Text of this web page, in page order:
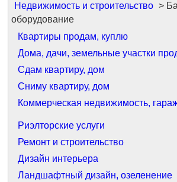
Недвижимость и строительство >
оборудование
Квартиры продам, куплю
Дома, дачи, земельные участки
Сдам квартиру, дом
Сниму квартиру, дом
Коммерческая недвижимость,
Риэлторские услуги
Ремонт и строительство
Дизайн интерьера
Ландшафтный дизайн, озеленение